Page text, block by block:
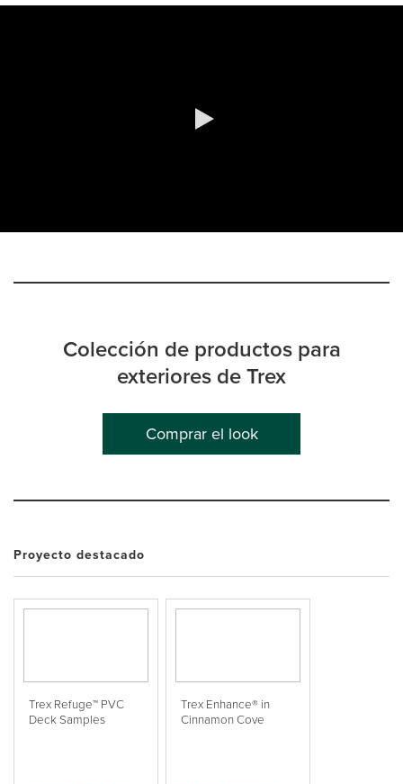
Colección de productos para
exteriores de Trex
Comprar el look
Proyecto destacado
Trex Refuge™ PVC
Deck Samples
Trex Enhance® in
Cinnamon Cove